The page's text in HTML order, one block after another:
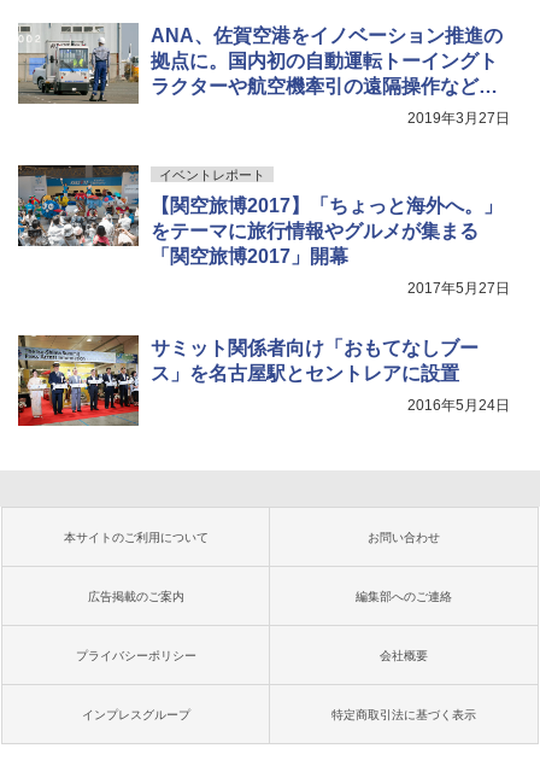
ANA、佐賀空港をイノベーション推進の
拠点に。国内初の自動運転トーイングト
ラクターや航空機牽引の遠隔操作など実
2019年3月27日
イベントレポート
【関空旅博2017】「ちょっと海外へ。」
をテーマに旅行情報やグルメが集まる
「関空旅博2017」開幕
2017年5月27日
サミット関係者向け「おもてなしブー
ス」を名古屋駅とセントレアに設置
2016年5月24日
本サイトのご利用について お問い合わせ
広告掲載のご案内 編集部へのご連絡
プライバシーポリシー 会社概要
インプレスグループ 特定商取引法に基づく表示